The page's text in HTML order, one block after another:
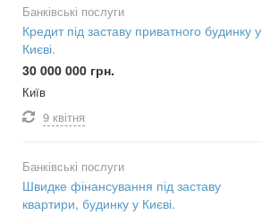
Банківські послуги
Кредит під заставу приватного будинку у
Києві.
30 000 000 грн.
Київ
9 квітня
Банківські послуги
Швидке фінансування під заставу
квартири, будинку у Києві.